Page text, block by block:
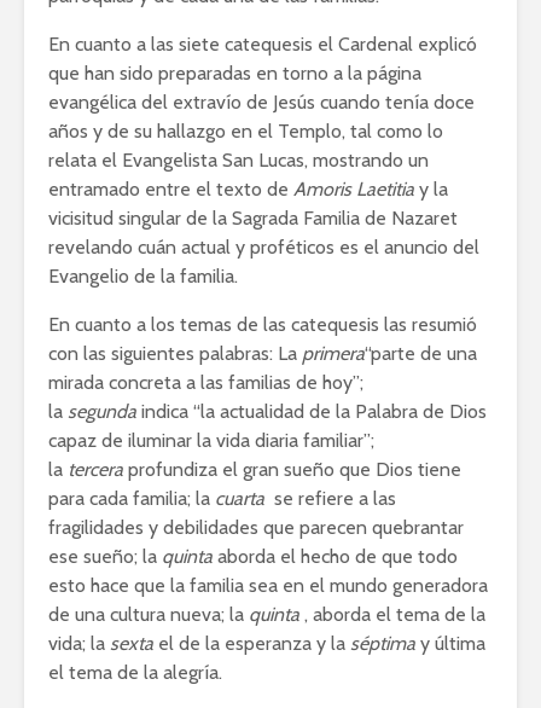
En cuanto a las siete catequesis el Cardenal explicó
que han sido preparadas en torno a la página
evangélica del extravío de Jesús cuando tenía doce
años y de su hallazgo en el Templo, tal como lo
relata el Evangelista San Lucas, mostrando un
entramado entre el texto de Amoris Laetitia y la
vicisitud singular de la Sagrada Familia de Nazaret
revelando cuán actual y proféticos es el anuncio del
Evangelio de la familia.
En cuanto a los temas de las catequesis las resumió
con las siguientes palabras: La primera“parte de una
mirada concreta a las familias de hoy”;
la segunda indica “la actualidad de la Palabra de Dios
capaz de iluminar la vida diaria familiar”;
la tercera profundiza el gran sueño que Dios tiene
para cada familia; la cuarta se refiere a las
fragilidades y debilidades que parecen quebrantar
ese sueño; la quinta aborda el hecho de que todo
esto hace que la familia sea en el mundo generadora
de una cultura nueva; la quinta , aborda el tema de la
vida; la sexta el de la esperanza y la séptima y última
el tema de la alegría.